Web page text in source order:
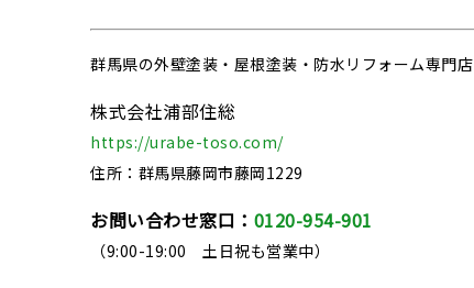
群馬県の外壁塗装・屋根塗装・防水リフォーム専門店
株式会社浦部住総
https://urabe-toso.com/
住所：群馬県藤岡市藤岡1229
お問い合わせ窓口： 0120-954-901
（9:00-19:00 土日祝も営業中）